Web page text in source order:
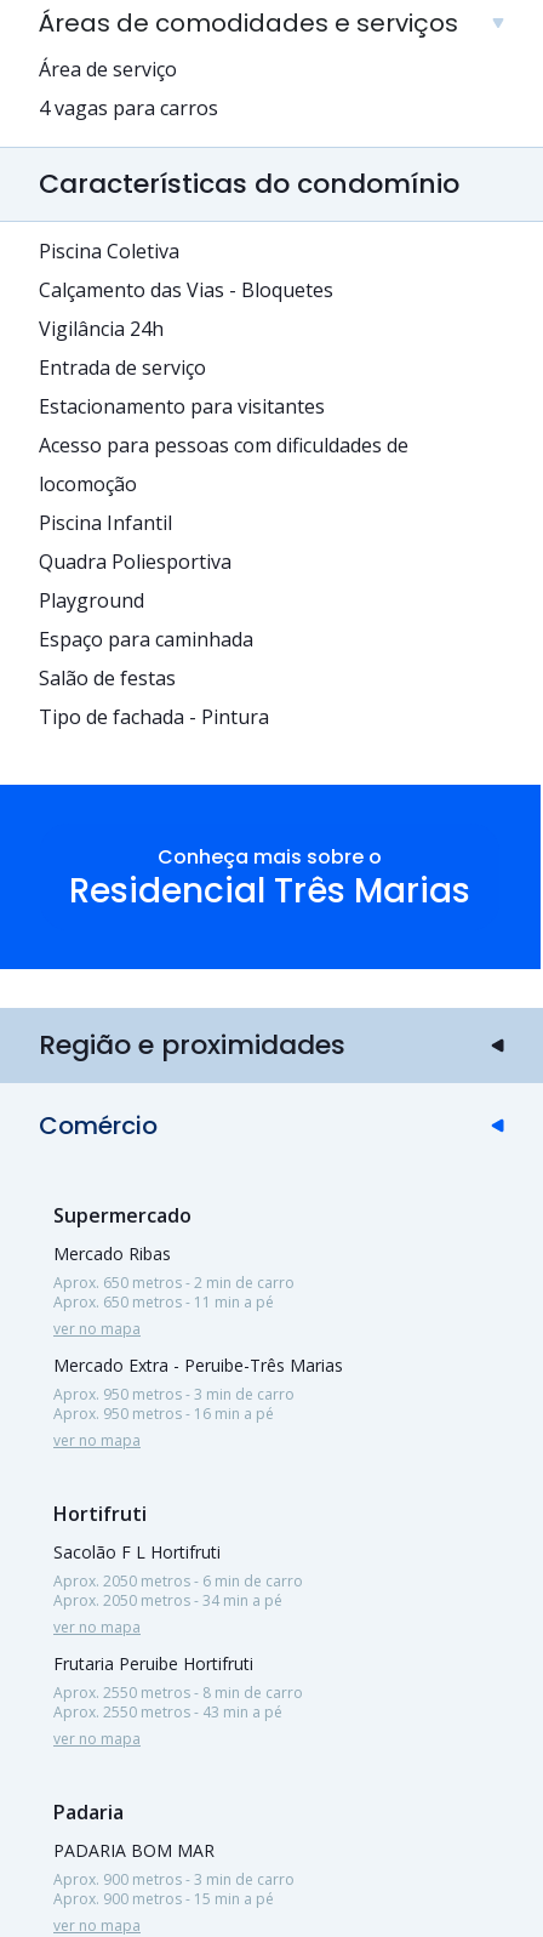
Áreas de comodidades e serviços
Área de serviço
4 vagas para carros
Características do condomínio
Piscina Coletiva
Calçamento das Vias - Bloquetes
Vigilância 24h
Entrada de serviço
Estacionamento para visitantes
Acesso para pessoas com dificuldades de
locomoção
Piscina Infantil
Quadra Poliesportiva
Playground
Espaço para caminhada
Salão de festas
Tipo de fachada - Pintura
Conheça mais sobre o
Residencial Três Marias
Região e proximidades
Comércio
Supermercado
Mercado Ribas
Aprox. 650 metros - 2 min de carro
Aprox. 650 metros - 11 min a pé
ver no mapa
Mercado Extra - Peruibe-Três Marias
Aprox. 950 metros - 3 min de carro
Aprox. 950 metros - 16 min a pé
ver no mapa
Hortifruti
Sacolão F L Hortifruti
Aprox. 2050 metros - 6 min de carro
Aprox. 2050 metros - 34 min a pé
ver no mapa
Frutaria Peruibe Hortifruti
Aprox. 2550 metros - 8 min de carro
Aprox. 2550 metros - 43 min a pé
ver no mapa
Padaria
PADARIA BOM MAR
Aprox. 900 metros - 3 min de carro
Aprox. 900 metros - 15 min a pé
ver no mapa